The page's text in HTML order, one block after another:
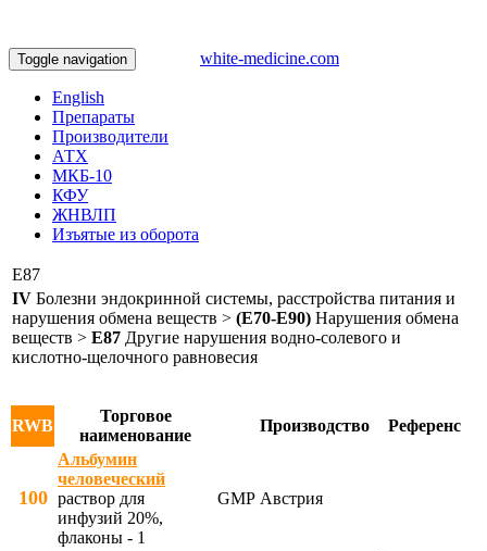
Toggle navigation white-medicine.com
English
Препараты
Производители
АТХ
МКБ-10
КФУ
ЖНВЛП
Изъятые из оборота
E87
IV Болезни эндокринной системы, расстройства питания и
нарушения обмена веществ > (E70-E90) Нарушения обмена
веществ > E87 Другие нарушения водно-солевого и
кислотно-щелочного равновесия
RWB
Торговое
наименование
Производство Референс
100
Альбумин
человеческий
раствор для
инфузий 20%,
флаконы - 1
GMP Австрия